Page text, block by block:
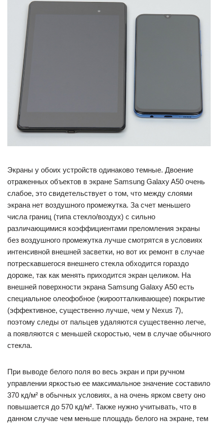
Экраны у обоих устройств одинаково темные. Двоение
отраженных объектов в экране Samsung Galaxy A50 очень
слабое, это свидетельствует о том, что между слоями
экрана нет воздушного промежутка. За счет меньшего
числа границ (типа стекло/воздух) с сильно
различающимися коэффициентами преломления экраны
без воздушного промежутка лучше смотрятся в условиях
интенсивной внешней засветки, но вот их ремонт в случае
потрескавшегося внешнего стекла обходится гораздо
дороже, так как менять приходится экран целиком. На
внешней поверхности экрана Samsung Galaxy A50 есть
специальное олеофобное (жироотталкивающее) покрытие
(эффективное, существенно лучше, чем у Nexus 7),
поэтому следы от пальцев удаляются существенно легче,
а появляются с меньшей скоростью, чем в случае обычного
стекла.
При выводе белого поля во весь экран и при ручном
управлении яркостью ее максимальное значение составило
370 кд/м² в обычных условиях, а на очень ярком свету оно
повышается до 570 кд/м². Также нужно учитывать, что в
данном случае чем меньше площадь белого на экране, тем